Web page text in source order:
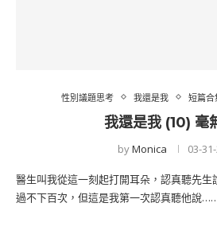
性別議題思考 我還是我 短篇合
我還是我 (10) 毫
byMonica 03-
醫生叫我從這一刻起打開耳朵，認真聽先
過不下百次，但這是我第一次認真聽他說